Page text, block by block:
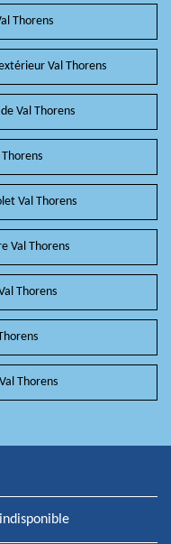
Thorens
Val Thorens
Val Thorens
Val Thorens
Val Thorens
Thorens
Thorens
indisponible